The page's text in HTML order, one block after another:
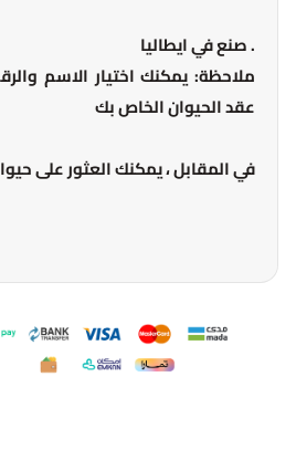
. صنع في ايطاليا
ملاحظة: يمكنك اختيار الاسم
عقد الحيوان الخاص بك
في المقابل ، يمكنك العثور على